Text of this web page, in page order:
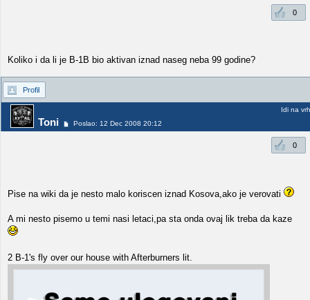
0
Koliko i da li je B-1B bio aktivan iznad naseg neba 99 godine?
Profil
Toni Poslao: 12 Dec 2008 20:12
Idi na vrh
0
Pise na wiki da je nesto malo koriscen iznad Kosova,ako je verovati
A mi nesto pisemo u temi nasi letaci,pa sta onda ovaj lik treba da kaze
2 B-1's fly over our house with Afterburners lit.